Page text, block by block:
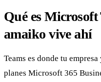
Qué es
amaiko vive ahí
Teams es donde tu
planes Microsoft 365